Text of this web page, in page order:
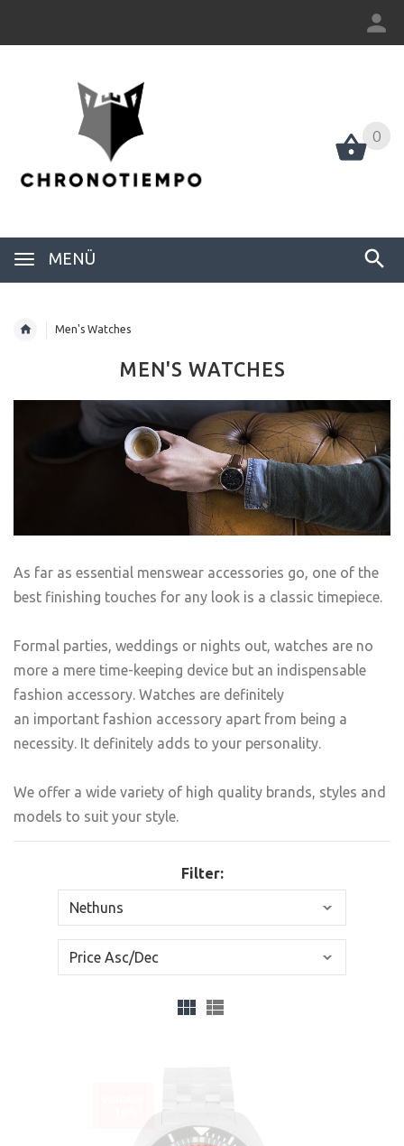
0
MENÜ
0
Men's Watches
MEN'S WATCHES
As far as essential menswear accessories go, one of the
best finishing touches for any look is a classic timepiece.
Formal parties, weddings or nights out, watches are no
more a mere time-keeping device but an indispensable
fashion accessory. Watches are definitely
an important fashion accessory apart from being a
necessity. It definitely adds to your personality.
We offer a wide variety of high quality brands, styles and
models to suit your style.
Filter: